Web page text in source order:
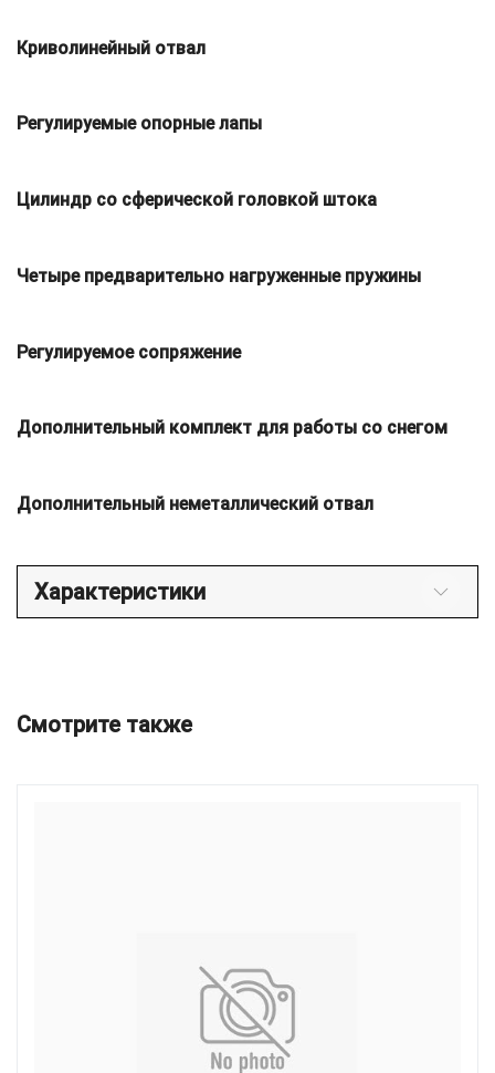
Криволинейный отвал
Регулируемые опорные лапы
Цилиндр со сферической головкой штока
Четыре предварительно нагруженные пружины
Регулируемое сопряжение
Дополнительный комплект для работы со снегом
Дополнительный неметаллический отвал
Характеристики
Смотрите также